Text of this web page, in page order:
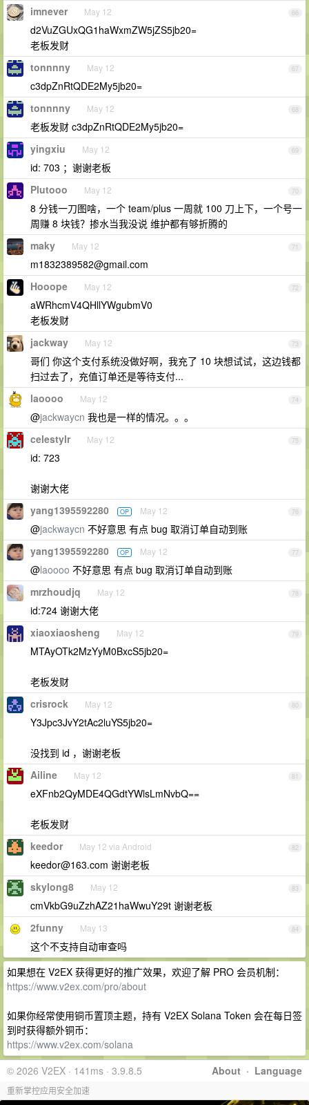
66
imnever May 12
d2VuZGUxQG1haWxmZW5jZS5jb20=
老板发财
67
tonnnny May 12
c3dpZnRtQDE2My5jb20=
68
tonnnny May 12
老板发财 c3dpZnRtQDE2My5jb20=
69
yingxiu May 12
id: 703 ；谢谢老板
70
Plutooo May 12
8 分钱一刀图啥，一个 team/plus 一周就 100 刀上下，一个号一
周赚 8 块钱？掺水当我没说 维护都有够折腾的
71
maky May 12
m1832389582@gmail.com
72
Hooope May 12
aWRhcmV4QHllYWgubmV0
老板发财
73
jackway May 12
哥们 你这个支付系统没做好啊，我充了 10 块想试试，这边钱都
扫过去了，充值订单还是等待支付...
74
laoooo May 12
@jackwaycn 我也是一样的情况。。。
75
celestylr May 12
id: 723
谢谢大佬
76
yang1395592280 OP May 12
@jackwaycn 不好意思 有点 bug 取消订单自动到账
77
yang1395592280 OP May 12
@laoooo 不好意思 有点 bug 取消订单自动到账
78
mrzhoudjq May 12
id:724 谢谢大佬
79
xiaoxiaosheng May 12
MTAyOTk2MzYyM0BxcS5jb20=
老板发财
80
crisrock May 12
Y3Jpc3JvY2tAc2luYS5jb20=
没找到 id ，谢谢老板
81
Ailine May 12
eXFnb2QyMDE4QGdtYWlsLmNvbQ==
老板发财
82
keedor May 12 via Android
keedor@163.com 谢谢老板
83
skylong8 May 12
cmVkbG9uZzhAZ21haWwuY29t 谢谢老板
84
2funny May 13
这个不支持自动审查吗
如果想在 V2EX 获得更好的推广效果，欢迎了解 PRO 会员机制：
https://www.v2ex.com/pro/about
如果你经常使用铜币置顶主题，持有 V2EX Solana Token 会在每日签
到时获得额外铜币：
https://www.v2ex.com/solana
About · Language
© 2026 V2EX · 141ms · 3.9.8.5
重新掌控应用安全加速